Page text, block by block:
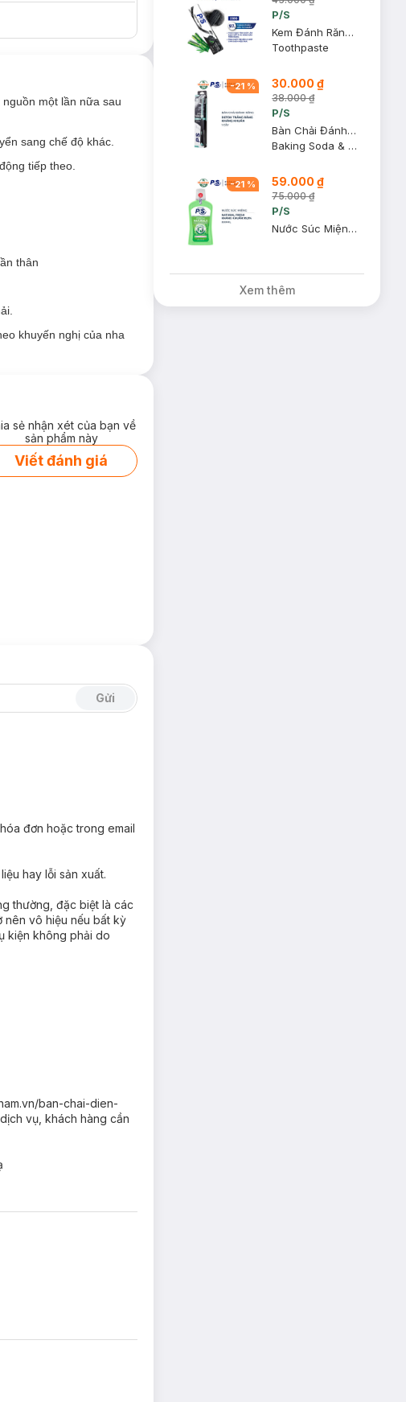
bám tới 8 lần so
một lần nữa sau
sang chế độ khác.
tiếp theo.
thân
khuyến nghị của nha
sẻ nhận xét của bạn về
sản phẩm này
Viết đánh giá
Gửi
đơn hoặc trong email
hay lỗi sản xuất.
thường, đặc biệt là các
nên vô hiệu nếu bất kỳ
kiện không phải do
ban-chai-dien-
vụ, khách hàng cần
P/S
Kem Đánh Răng P/S Trắng Răng Than Hoạt Tính 230g
Toothpaste
-21 % 30.000 ₫
38.000 ₫
P/S
Bàn Chải Đánh Răng P/S Detox Trắng Răng Kháng Khuẩn (1 Cây)
Baking Soda & Silver Charcoal
-21 % 59.000 ₫
75.000 ₫
P/S
Nước Súc Miệng P/S Natural Fresh Kháng Khuẩn 500ml
Xem thêm